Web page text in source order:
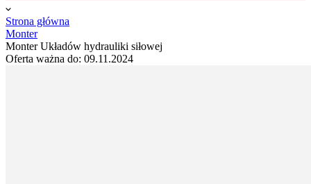
Strona główna
Monter
Monter Układów hydrauliki siłowej
Oferta ważna do: 09.11.2024